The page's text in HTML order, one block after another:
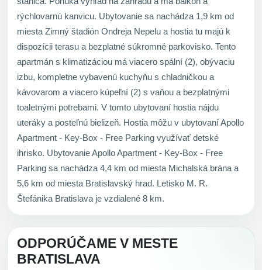
rýchlovarnú kanvicu. Ubytovanie sa nachádza 1,9 km od
miesta Zimný štadión Ondreja Nepelu a hostia tu majú k
dispozícii terasu a bezplatné súkromné parkovisko. Tento
apartmán s klimatizáciou má viacero spální (2), obývaciu
izbu, kompletne vybavenú kuchyňu s chladničkou a
kávovarom a viacero kúpeľní (2) s vaňou a bezplatnými
toaletnými potrebami. V tomto ubytovaní hostia nájdu
uteráky a posteľnú bielizeň. Hostia môžu v ubytovaní Apollo
Apartment - Key-Box - Free Parking využívať detské
ihrisko. Ubytovanie Apollo Apartment - Key-Box - Free
Parking sa nachádza 4,4 km od miesta Michalská brána a
5,6 km od miesta Bratislavský hrad. Letisko M. R.
Štefánika Bratislava je vzdialené 8 km.
ODPORÚČAME V MESTE
BRATISLAVA